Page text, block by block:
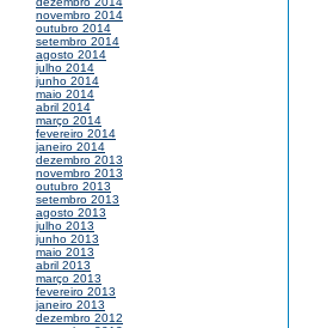
novembro 2014
outubro 2014
setembro 2014
agosto 2014
julho 2014
junho 2014
maio 2014
abril 2014
março 2014
fevereiro 2014
janeiro 2014
dezembro 2013
novembro 2013
outubro 2013
setembro 2013
agosto 2013
julho 2013
junho 2013
maio 2013
abril 2013
março 2013
fevereiro 2013
janeiro 2013
dezembro 2012